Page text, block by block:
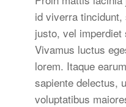
id viverra tincidunt,
justo, vel
Vivamus luctus
lorem. Itaque
sapiente delectus,
voluptatibus